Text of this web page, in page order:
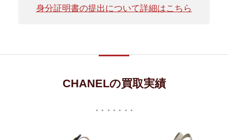
身分証明書の提出について詳細はこちら
CHANELの買取実績